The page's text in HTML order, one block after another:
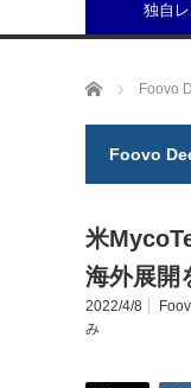
独自
ホーム Foovo
Foovo
米
海外展開
2022/4/8
み